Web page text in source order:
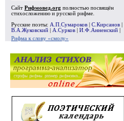
Сайт Рифмовед.org полностью посвящён
стихосложению и русской рифме.
Русские поэты: А.П.Сумароков С.Кирсанов
В.А.Жуковский
А.Сурков И.Ф.Анненский
Рифма к слову «смолу»